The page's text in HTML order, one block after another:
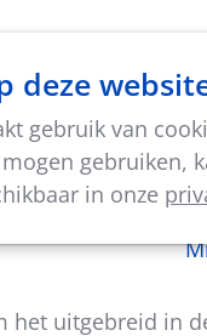
deze
gebruik van
gebruiken,
in onze
Thema's
het uitgebreid in